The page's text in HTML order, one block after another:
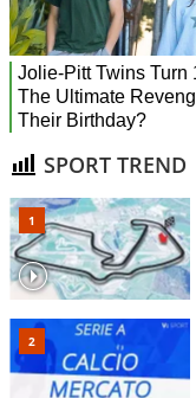
SPORT TREND